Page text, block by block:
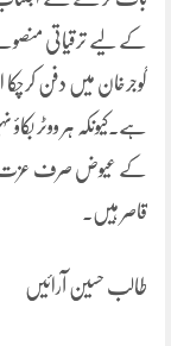
کے لیے ترقیاتی
گوجرخان میں دفن
ہے۔کیونکہ ہر ووٹر
کے عیوض صرف عزت
قاصر ہیں۔
طالب حسین آرائیں